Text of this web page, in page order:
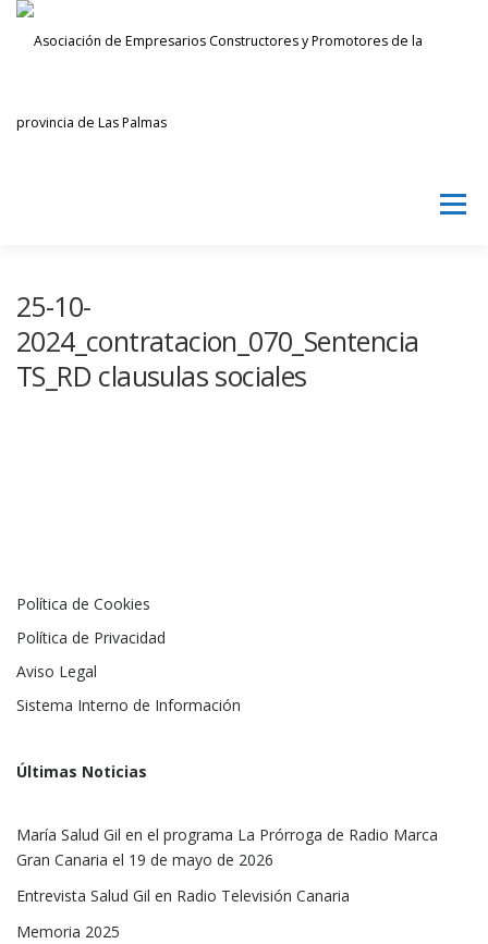
Saltar
Menú
INICIAR SESIÓN
25-10-
2024_contratacion_070_Sentencia
TS_RD clausulas sociales
Política de Cookies
Política de Privacidad
Aviso Legal
Sistema Interno de Información
Últimas Noticias
María Salud Gil en el programa La Prórroga de Radio Marca
Gran Canaria el 19 de mayo de 2026
Entrevista Salud Gil en Radio Televisión Canaria
Memoria 2025